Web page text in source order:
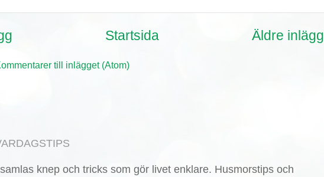
Äldre inlägg
Startsida
till inlägget (Atom)
knep och tricks som gör livet enklare. Husmorstips och